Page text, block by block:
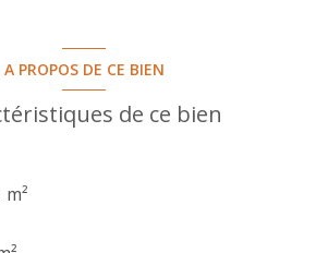
A PROPOS DE CE BIEN
de ce bien